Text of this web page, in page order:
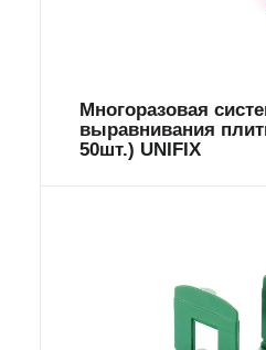
Многоразовая
выравнивания
50шт.) UNIFIX